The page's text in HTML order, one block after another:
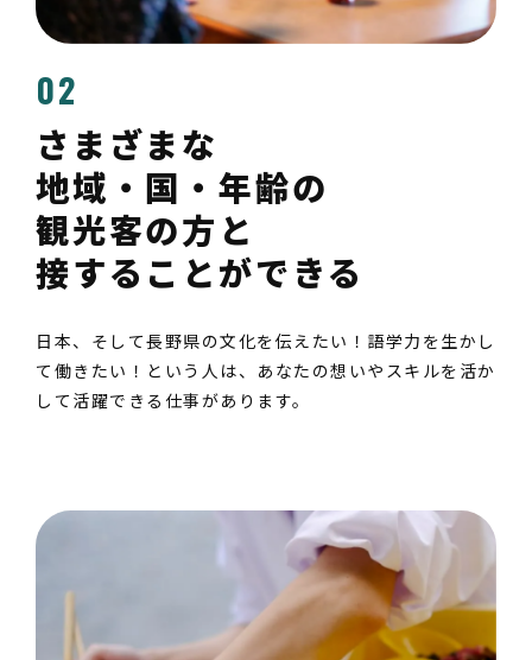
02
さまざまな
地域・国・年齢の
観光客の方と
接することができる
日本、そして長野県の文化を伝えたい！語学力を生かし
て働きたい！という人は、あなたの想いやスキルを活か
して活躍できる仕事があります。